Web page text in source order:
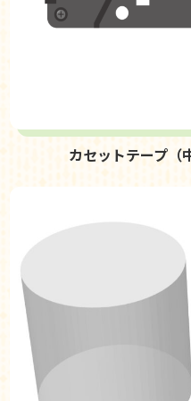
カセットテープ（